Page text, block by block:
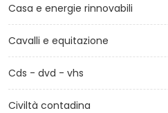
Casa e energie rinnovabili
Cavalli e equitazione
Cds - dvd - vhs
Civiltà contadina